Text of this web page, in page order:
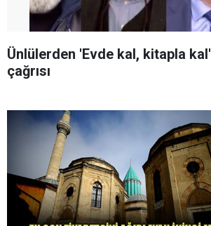
Ünlülerden 'Evde kal, kitapla kal'
çağrısı